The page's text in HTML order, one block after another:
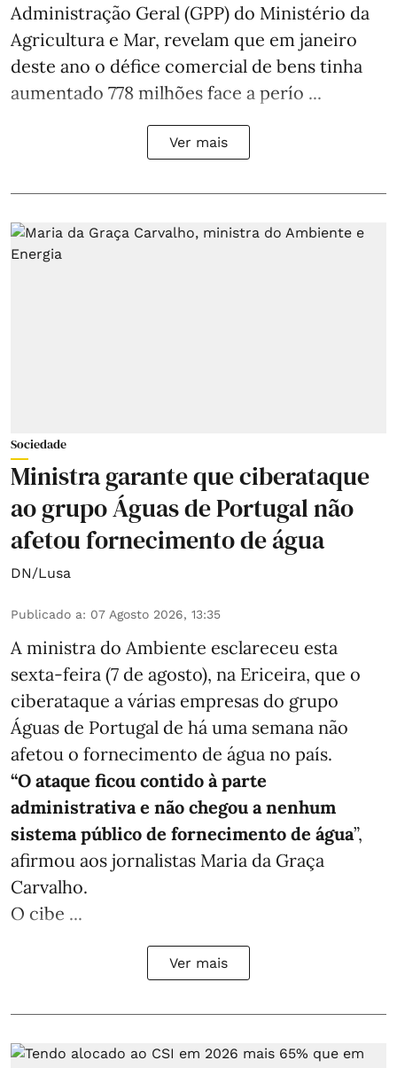
Administração Geral (GPP) do Ministério da
Agricultura e Mar, revelam que em janeiro
deste ano o défice comercial de bens tinha
aumentado 778 milhões face a perío ...
Ver mais
Sociedade
Ministra garante que ciberataque
ao grupo Águas de Portugal não
afetou fornecimento de água
DN/Lusa
Publicado a: 07 Agosto 2026, 13:35
A ministra do Ambiente esclareceu esta
sexta-feira (7 de agosto), na Ericeira, que o
ciberataque a várias empresas do grupo
Águas de Portugal de há uma semana não
afetou o fornecimento de água no país.
“O ataque ficou contido à parte
administrativa e não chegou a nenhum
sistema público de fornecimento de água”,
afirmou aos jornalistas Maria da Graça
Carvalho.
O cibe ...
Ver mais